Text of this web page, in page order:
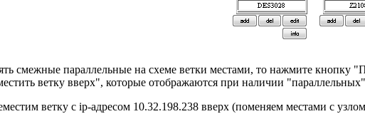
смежные параллельные на схеме ветки местами, то нажмите кнопку
ветку вверх", которые отображаются при наличии
ветку с ip-адресом 10.32.198.238 вверх (поменяем местами с узлом